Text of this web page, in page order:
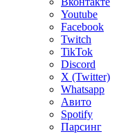
Youtube
Facebook
Twitch
TikTok
Discord
X (Twitter)
Whatsapp
Авито
Spotify
Парсинг